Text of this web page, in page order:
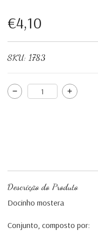
€4,10
SKU: 1783
Descrição do Produto
Docinho mostera
Conjunto, composto por: